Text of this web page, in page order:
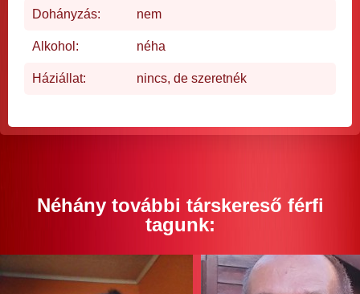
Dohányzás: nem
Alkohol: néha
Háziállat: nincs, de szeretnék
Néhány további társkereső férfi
tagunk: